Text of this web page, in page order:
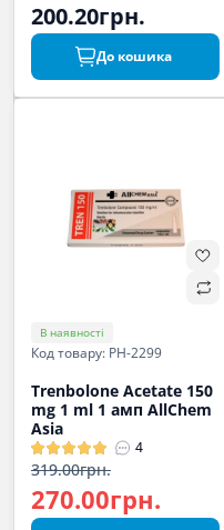
200.20грн.
До кошика
В наявності
Код товару: PH-2299
Trenbolone Acetate 150
mg 1 ml 1 амп AllChem
Asia
4
319.00грн.
270.00грн.